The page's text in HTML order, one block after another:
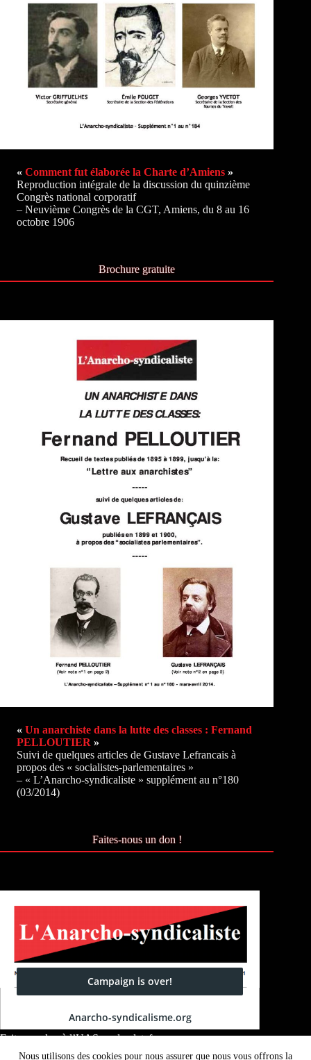
Nous utilisons des cookies pour nous assurer que nous vous offrons la
« Comment fut élaborée la Charte d’Amiens »
Reproduction intégrale de la discussion du quinzième
Congrès national corporatif
– Neuvième Congrès de la CGT, Amiens, du 8 au 16
octobre 1906
Brochure gratuite
« Un anarchiste dans la lutte des classes : Fernand
PELLOUTIER »
Suivi de quelques articles de Gustave Lefrancais à
propos des « socialistes-parlementaires »
– « L’Anarcho-syndicaliste » supplément au n°180
(03/2014)
Faites-nous un don !
Faites un don à l’UAS sur la plateforme
Okpal :
Okpal.com/anarcho-syndicalisme